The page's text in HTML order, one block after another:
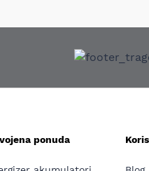
ponuda